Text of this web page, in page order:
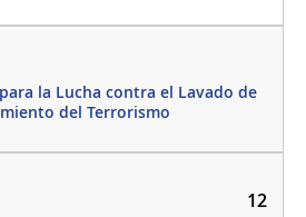
la Lucha contra el Lavado de
del Terrorismo
12